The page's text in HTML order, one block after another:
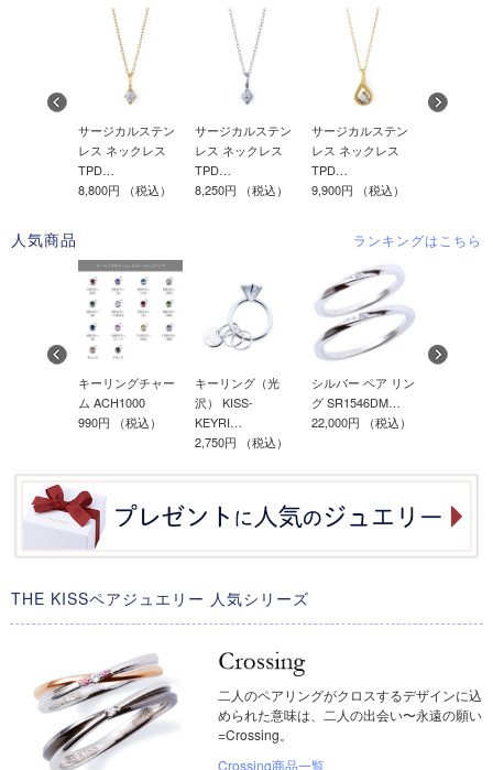
サージカルステン
レス ネックレス
TPD…
8,800円 （税込）
サージカルステン
レス ネックレス
TPD…
8,250円 （税込）
サージカルステン
レス ネックレス
TPD…
9,900円 （税込）
人気商品 ランキングはこちら
キーリングチャー
ム ACH1000
990円 （税込）
キーリング（光
沢） KISS-
KEYRI…
2,750円 （税込）
シルバー ペア リン
グ SR1546DM…
22,000円 （税込）
THE KISSペアジュエリー 人気シリーズ
二人のペアリングがクロスするデザインに込
められた意味は、二人の出会い〜永遠の願い
=Crossing。
Crossing商品一覧